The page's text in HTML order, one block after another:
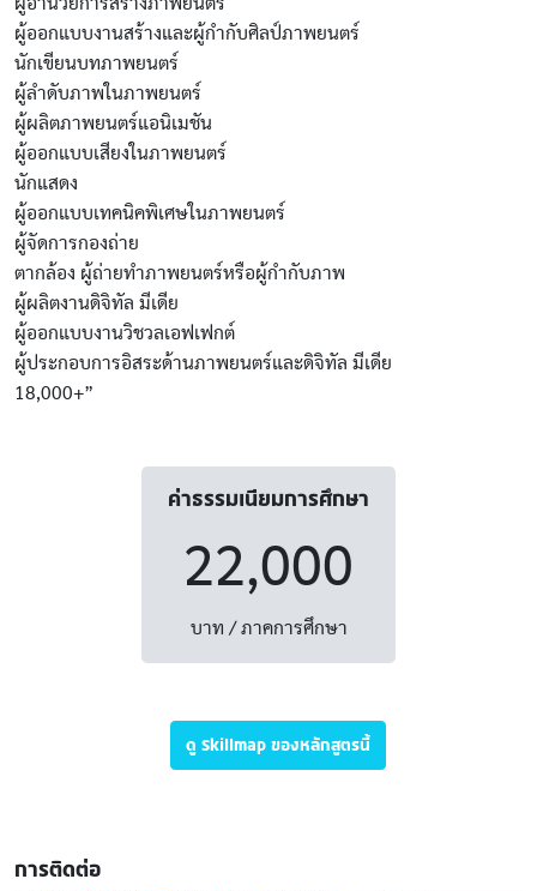
ผู้ออกแบบงานสร้างและผู้กำกับศิลป์ภาพยนตร์
นักเขียนบทภาพยนตร์
ผู้ลำดับภาพในภาพยนตร์
ผู้ผลิตภาพยนตร์แอนิเมชัน
ผู้ออกแบบเสียงในภาพยนตร์
นักแสดง
ผู้ออกแบบเทคนิคพิเศษในภาพยนตร์
ผู้จัดการกองถ่าย
ตากล้อง ผู้ถ่ายทำภาพยนตร์หรือผู้กำกับภาพ
ผู้ผลิตงานดิจิทัล มีเดีย
ผู้ออกแบบงานวิชวลเอฟเฟกต์
ผู้ประกอบการอิสระด้านภาพยนตร์และดิจิทัล มีเดีย
18,000+”
ค่าธรรมเนียมการศึกษา
22,000
บาท / ภาคการศึกษา
ดู Skillmap ของหลักสูตรนี้
การติดต่อ